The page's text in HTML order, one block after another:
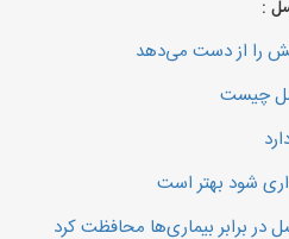
:
را از دست می‌دهد
چیست
شود بهتر است
در برابر بیماری‌ها محافظت کرد